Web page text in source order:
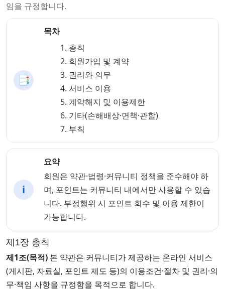
임을 규정합니다.
📑
목차
총칙
회원가입 및 계약
권리와 의무
서비스 이용
계약해지 및 이용제한
기타(손해배상·면책·관할)
부칙
ℹ️
요약
회원은 약관·법령·커뮤니티 정책을 준수해야 하
며, 포인트는 커뮤니티 내에서만 사용할 수 있습
니다. 부정행위 시 포인트 회수 및 이용 제한이
가능합니다.
제1장 총칙
제1조(목적) 본 약관은 커뮤니티가 제공하는 온라인 서비스
(게시판, 자료실, 포인트 제도 등)의 이용조건·절차 및 권리·의
무·책임 사항을 규정함을 목적으로 합니다.